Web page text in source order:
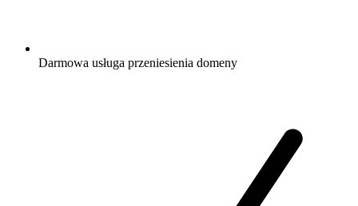
Darmowa usługa przeniesienia domeny